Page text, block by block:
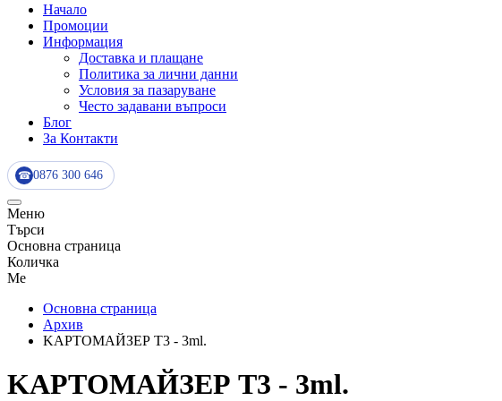
Начало
Промоции
Информация
Доставка и плащане
Политика за лични данни
Условия за пазаруване
Често задавани въпроси
Блог
За Контакти
☎ 0876 300 646
Меню
Търси
Основна страница
Количка
Me
Основна страница
Архив
KАРТОМАЙЗЕР T3 - 3ml.
KАРТОМАЙЗЕР T3 - 3ml.